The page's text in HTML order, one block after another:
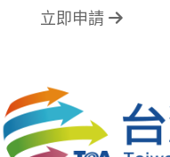
立即申請